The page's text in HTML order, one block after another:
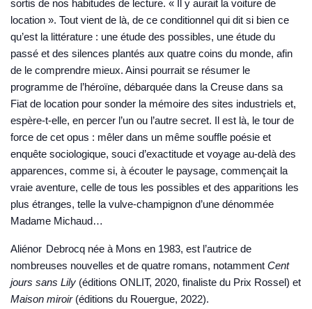
sortis de nos habitudes de lecture. « Il y aurait la voiture de
location ». Tout vient de là, de ce conditionnel qui dit si bien ce
qu’est la littérature : une étude des possibles, une étude du
passé et des silences plantés aux quatre coins du monde, afin
de le comprendre mieux. Ainsi pourrait se résumer le
programme de l’héroïne, débarquée dans la Creuse dans sa
Fiat de location pour sonder la mémoire des sites industriels et,
espère-t-elle, en percer l’un ou l’autre secret. Il est là, le tour de
force de cet opus : mêler dans un même souffle poésie et
enquête sociologique, souci d’exactitude et voyage au-delà des
apparences, comme si, à écouter le paysage, commençait la
vraie aventure, celle de tous les possibles et des apparitions les
plus étranges, telle la vulve-champignon d’une dénommée
Madame Michaud…
Aliénor Debrocq née à Mons en 1983, est l’autrice de
nombreuses nouvelles et de quatre romans, notamment Cent
jours sans Lily (éditions ONLIT, 2020, finaliste du Prix Rossel) et
Maison miroir(éditions du Rouergue, 2022).